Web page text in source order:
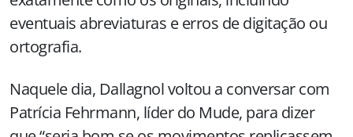
eventuais abreviaturas e erros de digitação ou
ortografia.
Naquele dia, Dallagnol voltou a conversar com
Patrícia Fehrmann, líder do Mude, para dizer